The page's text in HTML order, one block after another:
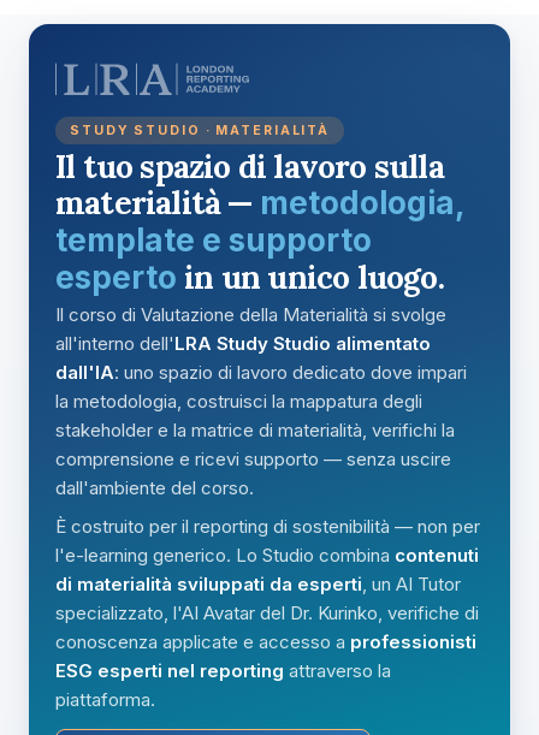
STUDY STUDIO · MATERIALITÀ
Il tuo spazio di lavoro sulla
materialità — metodologia,
template e supporto
esperto in un unico luogo.
Il corso di Valutazione della Materialità si svolge
all'interno dell'LRA Study Studio alimentato
dall'IA: uno spazio di lavoro dedicato dove impari
la metodologia, costruisci la mappatura degli
stakeholder e la matrice di materialità, verifichi la
comprensione e ricevi supporto — senza uscire
dall'ambiente del corso.
È costruito per il reporting di sostenibilità — non per
l'e-learning generico. Lo Studio combina contenuti
di materialità sviluppati da esperti, un AI Tutor
specializzato, l'AI Avatar del Dr. Kurinko, verifiche di
conoscenza applicate e accesso a professionisti
ESG esperti nel reporting attraverso la
piattaforma.